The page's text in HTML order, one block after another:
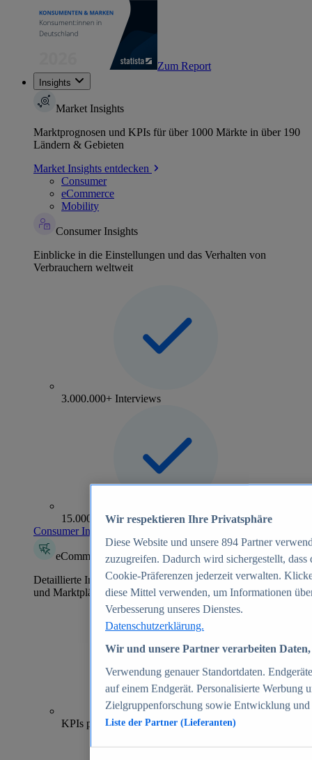
Zum Report
Insights
Market Insights
Marktprognosen und KPIs für über 1000 Märkte in über 190
Ländern & Gebieten
Market Insights entdecken
Consumer
eCommerce
Mobility
Consumer Insights
Einblicke in die Einstellungen und das Verhalten von
Verbrauchern weltweit
3.000.000+ Interviews
15.000+ Marken
Consumer Insights entdecken
eCommerce Insights
Detaillierte Informationen zu mehr als 39.000 Online-Shops
und Marktplätzen
70+
KPIs pro Shop
Wir respektieren Ihre Privatsphäre
Diese Website und unsere 894 Partner
zuzugreifen. Dadurch wird sichergestellt,
Cookie-Präferenzen jederzeit verwalten.
diese Mittel verwenden, um Informationen
Verbesserung unseres Dienstes.
Datenschutzerklärung.
Wir und unsere Partner verarbeiten
Verwendung genauer Standortdaten.
auf einem Endgerät. Personalisierte Werbung
Zielgruppenforschung sowie Entwicklung
Liste der Partner (Lieferanten)